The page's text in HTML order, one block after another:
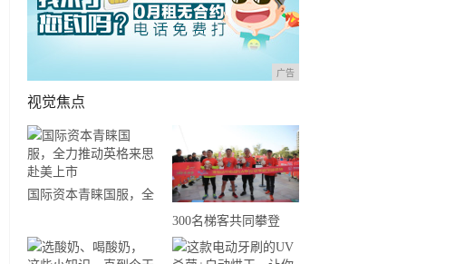
广告
视觉焦点
国际资本青睐国服，全
市
300名梯客共同攀登
2019国际垂直马拉松超